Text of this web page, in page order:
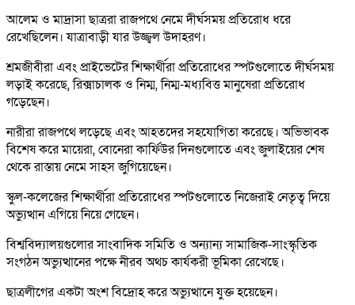
আলেম ও মাদ্রাসা ছাত্ররা রাজপথে নেমে দীর্ঘসময় প্রতিরোধ ধরে
রেখেছিলেন। যাত্রাবাড়ী যার উজ্জ্বল উদাহরণ।
শ্রমজীবীরা এবং প্রাইভেটের শিক্ষার্থীরা প্রতিরোধের স্পটগুলোতে দীর্ঘসময়
লড়াই করেছে, রিক্সাচালক ও নিম্ম, নিম্ম-মধ্যবিত্ত মানুষেরা প্রতিরোধ
গড়েছেন।
নারীরা রাজপথে লড়েছে এবং আহতদের সহযোগিতা করেছে। অভিভাবক
বিশেষ করে মায়েরা, বোনেরা কার্ফিউর দিনগুলোতে এবং জুলাইয়ের শেষ
থেকে রাস্তায় নেমে সাহস জুগিয়েছেন।
স্কুল-কলেজের শিক্ষার্থীরা প্রতিরোধের স্পটগুলোতে নিজেরাই নেতৃত্ব দিয়ে
অভ্যুত্থান এগিয়ে নিয়ে গেছেন।
বিশ্ববিদ্যালয়গুলোর সাংবাদিক সমিতি ও অন্যান্য সামাজিক-সাংস্কৃতিক
সংগঠন অভ্যুত্থানের পক্ষে নীরব অথচ কার্যকরী ভূমিকা রেখেছে।
ছাত্রলীগের একটা অংশ বিদ্রোহ করে অভ্যুত্থানে যুক্ত হয়েছেন।